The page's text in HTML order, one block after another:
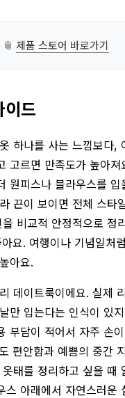
📎 제품 스토어 바로가기
이드
하나를 사는 느낌보다,
고르면 만족도가 높아져
원피스나 블라우스를 입
끈이 보이면 전체 스타
비교적 안정적으로 정
요. 여행이나 기념일처
아요.
데이트룩이에요. 실제
만 입는다는 인식이 있
부담이 적어서 자주 손
편안함과 예쁨의 중간
태를 정리하고 싶을 때
스 아래에서 자연스러운